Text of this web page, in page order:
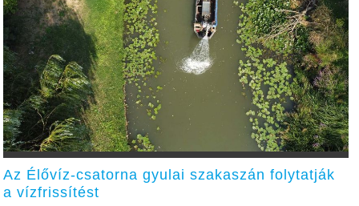
Az Élővíz-csatorna gyulai szakaszán folytatják
a vízfrissítést